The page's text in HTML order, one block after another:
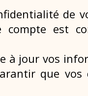
de
compte est
à jour vos
que vos